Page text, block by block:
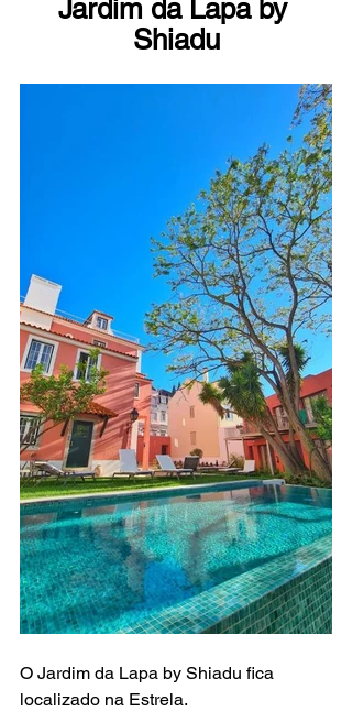
Jardim da Lapa by
Shiadu
O Jardim da Lapa by Shiadu fica
localizado na Estrela.